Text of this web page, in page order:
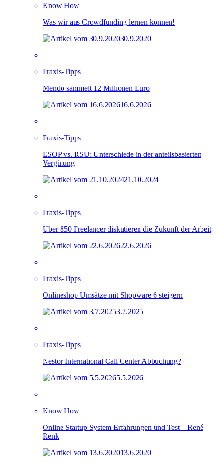
Know How
Was wir aus Crowdfunding lernen können!
30.9.2020
Praxis-Tipps
Mendo sammelt 12 Millionen Euro
16.6.2026
Praxis-Tipps
ESOP vs. RSU: Unterschiede in der anteilsbasierten
Vergütung
21.10.2024
Praxis-Tipps
Über 850 Freelancer diskutieren die Zukunft der Arbeit
22.6.2026
Praxis-Tipps
Onlineshop Umsätze mit Shopware 6 steigern
3.7.2025
Praxis-Tipps
Nestor International Call Center Abbuchung?
5.5.2026
Know How
Online Startup System Erfahrungen und Test – René
Renk
13.6.2020